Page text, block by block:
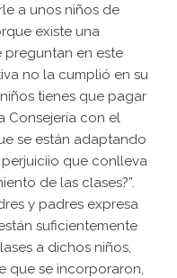
a unos niños de
existe una
preguntan en este
no la cumplió en su
tienes que pagar
Consejería con el
se están adaptando
que conlleva
de las clases?”.
y padres expresa
suficientemente
a dichos niños,
que se incorporaron,